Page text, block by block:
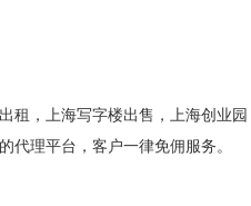
租，上海写字楼出售，上海创业
代理平台，客户一律免佣服务。